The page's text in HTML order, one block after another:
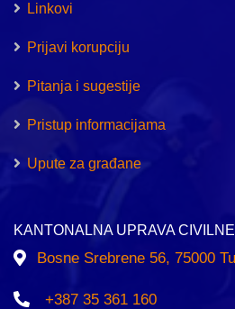
Linkovi
Prijavi korupciju
Pitanja i sugestije
Pristup informacijama
Upute za građane
KANTONALNA UPRAVA
Bosne Srebrene 56, 75000
+387 35 361 160